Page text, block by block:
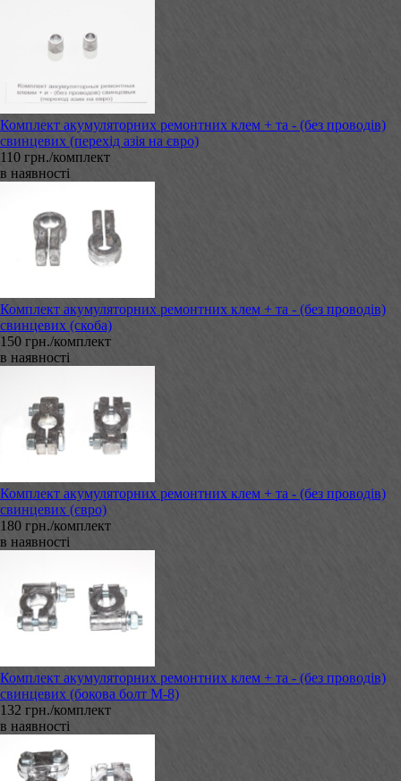
Комплект акумуляторних ремонтних клем + та - (без проводів)
свинцевих (перехід азія на євро)
110 грн./комплект
в наявності
Комплект акумуляторних ремонтних клем + та - (без проводів)
свинцевих (скоба)
150 грн./комплект
в наявності
Комплект акумуляторних ремонтних клем + та - (без проводів)
свинцевих (євро)
180 грн./комплект
в наявності
Комплект акумуляторних ремонтних клем + та - (без проводів)
свинцевих (бокова болт М-8)
132 грн./комплект
в наявності